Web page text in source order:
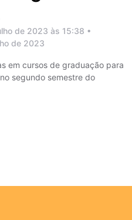
de 2023 às 15:38 •
de 2023
em cursos de graduação para
segundo semestre do